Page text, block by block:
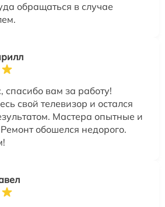
обращаться в случае
спасибо вам за работу!
свой телевизор и остался
Мастера опытные и
обошелся недорого.